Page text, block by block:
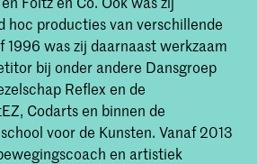
hoc producties van verschillende
1996 was zij daarnaast werkzaam
bij onder andere Dansgroep
Reflex en de
Codarts en binnen de
voor de Kunsten. Vanaf 2013
en artistiek